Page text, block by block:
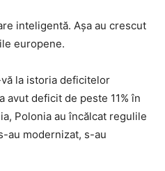
inteligentă. Așa au crescut
europene.
la istoria deficitelor
avut deficit de peste 11% în
Polonia au încălcat regulile
au modernizat, s-au